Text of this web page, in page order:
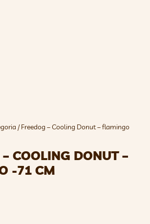
/ Freedog – Cooling Donut – flamingo
– COOLING DONUT –
-71 CM